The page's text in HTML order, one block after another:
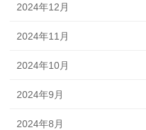
2024年12月
2024年11月
2024年10月
2024年9月
2024年8月